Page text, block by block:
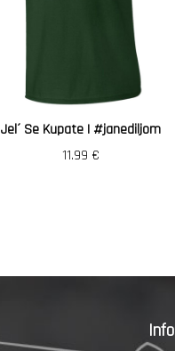
Jel´ Se Kupate | #janediljom
11.99 €
Info